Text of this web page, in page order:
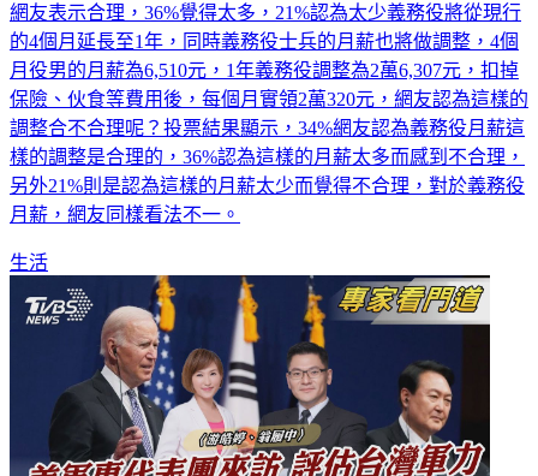
持，網友看法分歧。1年義務役月薪調整為2萬6,307元，34%
網友表示合理，36%覺得太多，21%認為太少義務役將從現行
的4個月延長至1年，同時義務役士兵的月薪也將做調整，4個
月役男的月薪為6,510元，1年義務役調整為2萬6,307元，扣掉
保險、伙食等費用後，每個月實領2萬320元，網友認為這樣的
調整合不合理呢？投票結果顯示，34%網友認為義務役月薪這
樣的調整是合理的，36%認為這樣的月薪太多而感到不合理，
另外21%則是認為這樣的月薪太少而覺得不合理，對於義務役